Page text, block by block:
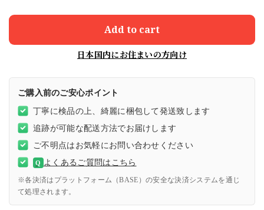
Add to cart
日本国内にお住まいの方向け
ご購入前のご安心ポイント
丁寧に検品の上、綺麗に梱包して発送致します
追跡が可能な配送方法でお届けします
ご不明点はお気軽にお問い合わせください
Q よくあるご質問はこちら
※各決済はプラットフォーム（BASE）の安全な決済システムを通じ
て処理されます。